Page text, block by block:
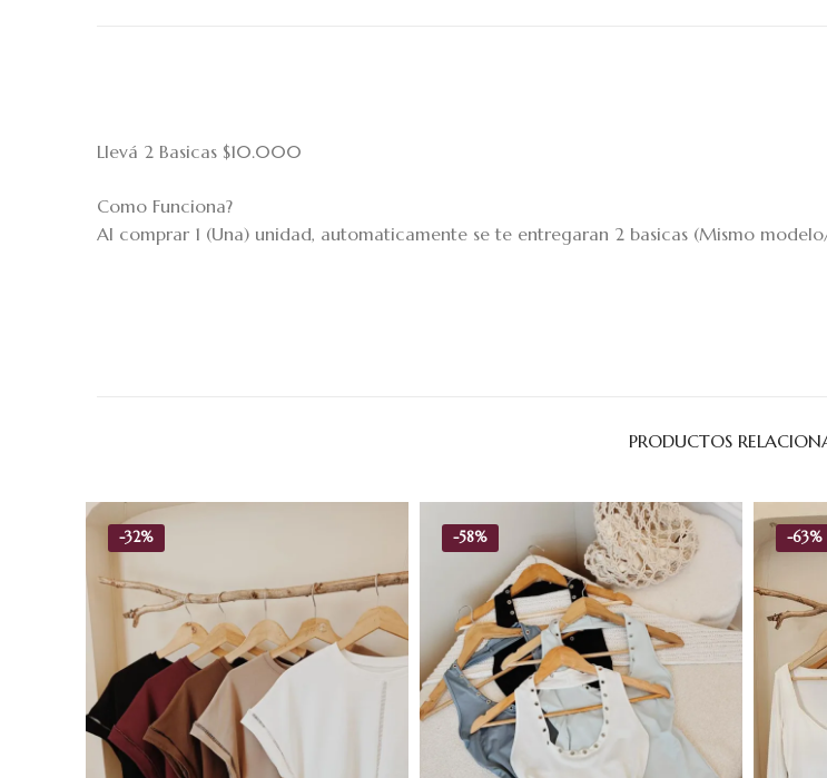
Llevá 2 Basicas $10.000
Como Funciona?
Al comprar 1 (Una) unidad, automaticamente se te entregaran 2 basicas (Mismo
PRODUCTOS
-32% -58% -63%